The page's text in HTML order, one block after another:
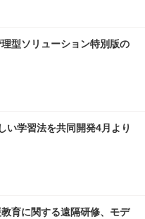
型ソリューション特別版の
い学習法を共同開発4月より
育に関する遠隔研修、モデ